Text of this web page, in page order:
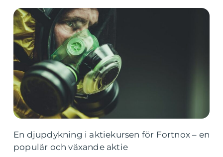
En djupdykning i aktiekursen för Fortnox – en
populär och växande aktie